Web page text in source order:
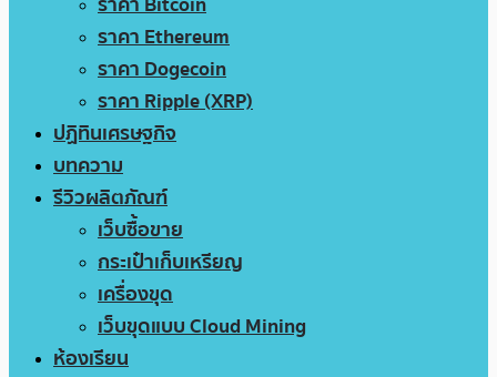
ราคา Ethereum
ราคา Dogecoin
ราคา Ripple (XRP)
ปฏิทินเศรษฐกิจ
บทความ
รีวิวผลิตภัณฑ์
เว็บซื้อขาย
กระเป๋าเก็บเหรียญ
เครื่องขุด
เว็บขุดแบบ Cloud Mining
ห้องเรียน